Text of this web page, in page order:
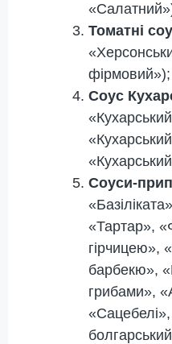
Томатні
фірмовий»);
Соус
Соуси-
«Тартар»,
гірчицею»,
барбекю»,
грибами»,